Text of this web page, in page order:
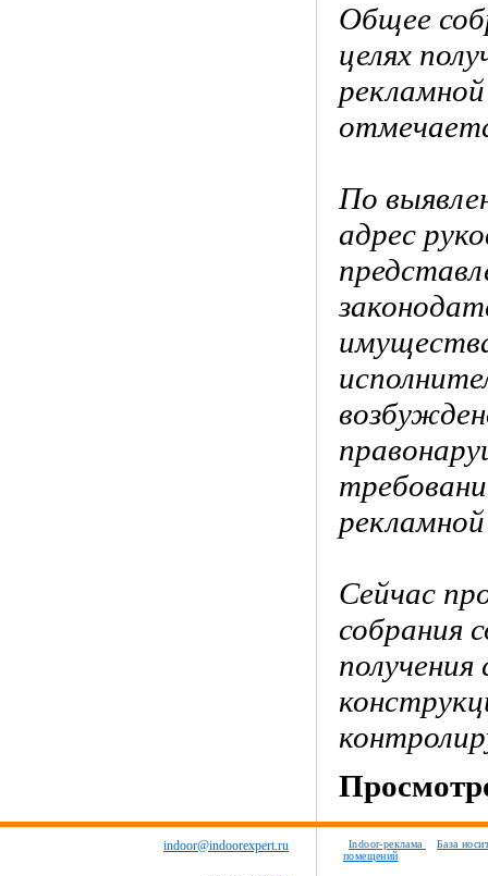
Общее
целях
По
адрес
Сейчас
собрания
indoor@indoorexpert.ru Indoor-реклама
База
помещений